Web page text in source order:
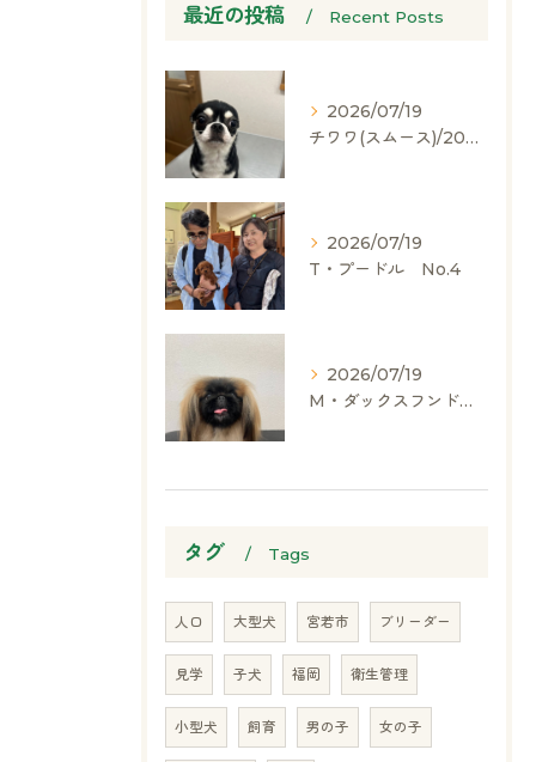
最近の投稿 Recent Posts
2026/07/19
チワワ(スムース)/2024.05.06/男の子/60,000(税別)
2026/07/19
T・プードル No.4
2026/07/19
M・ダックスフンド、ヨークシャーテリア、ペキニーズ、ポメラニアン
タグ Tags
人口 大型犬 宮若市 ブリーダー
見学 子犬 福岡 衛生管理
小型犬 飼育 男の子 女の子